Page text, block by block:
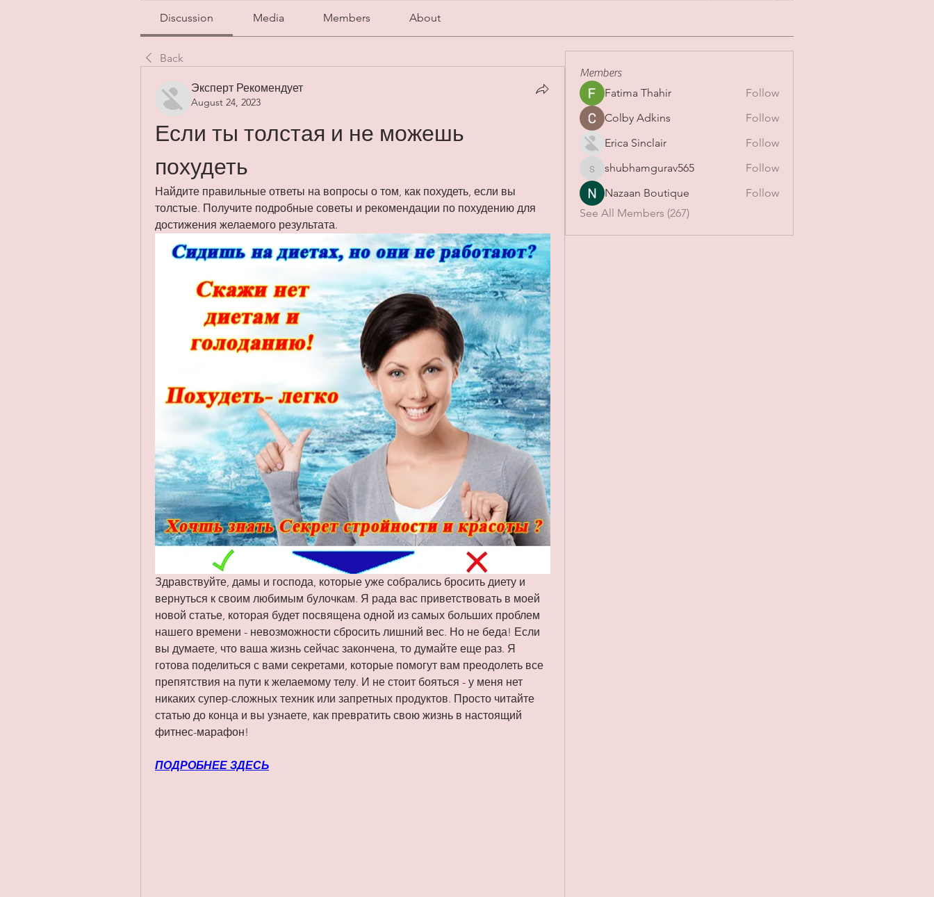
Discussion Media Members About
Back
Эксперт Рекомендует
August 24, 2023
Если ты толстая и не можешь
похудеть
Найдите правильные ответы на вопросы о том, как похудеть, если вы
толстые. Получите подробные советы и рекомендации по похудению для
достижения желаемого результата.
Здравствуйте, дамы и господа, которые уже собрались бросить диету и
вернуться к своим любимым булочкам. Я рада вас приветствовать в моей
новой статье, которая будет посвящена одной из самых больших проблем
нашего времени - невозможности сбросить лишний вес. Но не беда! Если
вы думаете, что ваша жизнь сейчас закончена, то думайте еще раз. Я
готова поделиться с вами секретами, которые помогут вам преодолеть все
препятствия на пути к желаемому телу. И не стоит бояться - у меня нет
никаких супер-сложных техник или запретных продуктов. Просто читайте
статью до конца и вы узнаете, как превратить свою жизнь в настоящий
фитнес-марафон!
ПОДРОБНЕЕ ЗДЕСЬ
Members
Fatima Thahir
Follow
Colby Adkins
Follow
Erica Sinclair
Follow
shubhamgurav565
shubhamgurav565
Follow
Nazaan Boutique
Follow
See All Members (267)